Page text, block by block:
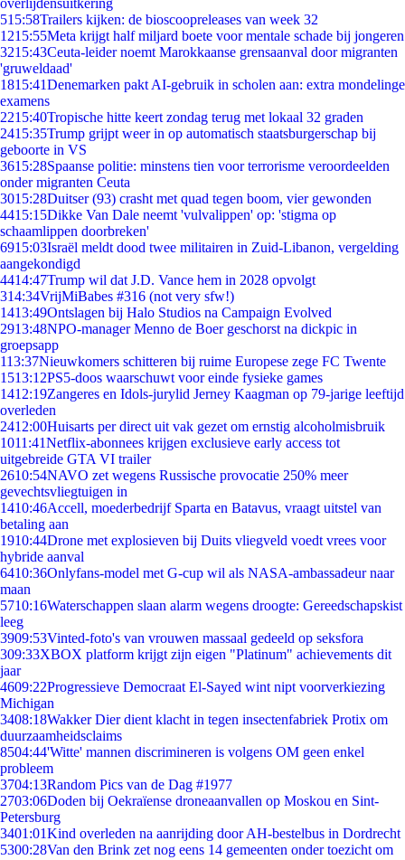
overlijdensuitkering
515:58Trailers kijken: de bioscoopreleases van week 32
1215:55Meta krijgt half miljard boete voor mentale schade bij jongeren
3215:43Ceuta-leider noemt Marokkaanse grensaanval door migranten
'gruweldaad'
1815:41Denemarken pakt AI-gebruik in scholen aan: extra mondelinge
examens
2215:40Tropische hitte keert zondag terug met lokaal 32 graden
2415:35Trump grijpt weer in op automatisch staatsburgerschap bij
geboorte in VS
3615:28Spaanse politie: minstens tien voor terrorisme veroordeelden
onder migranten Ceuta
3015:28Duitser (93) crasht met quad tegen boom, vier gewonden
4415:15Dikke Van Dale neemt 'vulvalippen' op: 'stigma op
schaamlippen doorbreken'
6915:03Israël meldt dood twee militairen in Zuid-Libanon, vergelding
aangekondigd
4414:47Trump wil dat J.D. Vance hem in 2028 opvolgt
314:34VrijMiBabes #316 (not very sfw!)
1413:49Ontslagen bij Halo Studios na Campaign Evolved
2913:48NPO-manager Menno de Boer geschorst na dickpic in
groepsapp
113:37Nieuwkomers schitteren bij ruime Europese zege FC Twente
1513:12PS5-doos waarschuwt voor einde fysieke games
1412:19Zangeres en Idols-jurylid Jerney Kaagman op 79-jarige leeftijd
overleden
2412:00Huisarts per direct uit vak gezet om ernstig alcoholmisbruik
1011:41Netflix-abonnees krijgen exclusieve early access tot
uitgebreide GTA VI trailer
2610:54NAVO zet wegens Russische provocatie 250% meer
gevechtsvliegtuigen in
1410:46Accell, moederbedrijf Sparta en Batavus, vraagt uitstel van
betaling aan
1910:44Drone met explosieven bij Duits vliegveld voedt vrees voor
hybride aanval
6410:36Onlyfans-model met G-cup wil als NASA-ambassadeur naar
maan
5710:16Waterschappen slaan alarm wegens droogte: Gereedschapskist
leeg
3909:53Vinted-foto's van vrouwen massaal gedeeld op seksfora
309:33XBOX platform krijgt zijn eigen "Platinum" achievements dit
jaar
4609:22Progressieve Democraat El-Sayed wint nipt voorverkiezing
Michigan
3408:18Wakker Dier dient klacht in tegen insectenfabriek Protix om
duurzaamheidsclaims
8504:44'Witte' mannen discrimineren is volgens OM geen enkel
probleem
3704:13Random Pics van de Dag #1977
2703:06Doden bij Oekraïense droneaanvallen op Moskou en Sint-
Petersburg
3401:01Kind overleden na aanrijding door AH-bestelbus in Dordrecht
5300:28Van den Brink zet nog eens 14 gemeenten onder toezicht om